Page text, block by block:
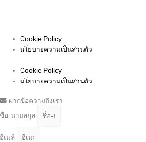
Cookie Policy
นโยบายความเป็นส่วนตัว
Cookie Policy
นโยบายความเป็นส่วนตัว
ฝากข้อความถึงเรา
ชื่อ-นามสกุล
อีเมล์